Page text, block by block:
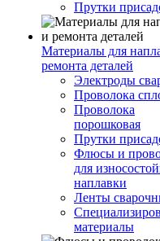
Прутки
Материалы для
ремонта деталей
Электроды
Проволока
Проволока
порошковая
Прутки
Флюсы и
для
наплавки
Ленты
материалы